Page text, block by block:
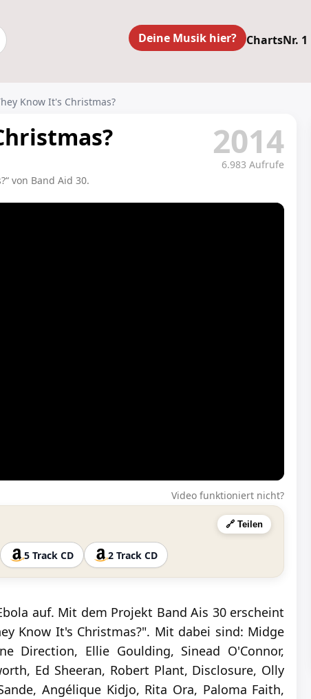
Deine Musik hier? ChartsNr.
Know It's Christmas?
von Band Aid 30.
2014
6.983 Aufrufe
Video funktioniert nicht?
🔗 Teilen
5 Track CD 2 Track CD
auf. Mit dem Projekt Band Ais 30 erscheint
Know It's Christmas?". Mit dabei sind: Midge
Direction, Ellie Goulding, Sinead O'Connor,
Ed Sheeran, Robert Plant, Disclosure, Olly
Angélique Kidjo, Rita Ora, Paloma Faith,